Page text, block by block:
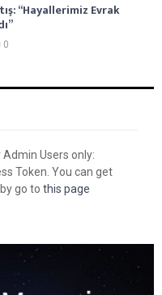
“Hayallerimiz Evrak
0
Users only:
Token. You can get
go to this page